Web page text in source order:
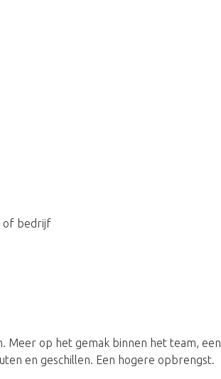
of bedrijf
Meer op het gemak binnen het team, een
en geschillen. Een hogere opbrengst.